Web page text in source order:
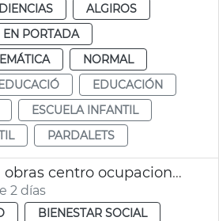
ALGIROS
EN PORTADA
NORMAL
EDUCACIÓN
ESCUELA INFANTIL
PARDALETS
Visita reforma obras centro ocupacional Isabel de Villena
2 días
BIENESTAR SOCIAL